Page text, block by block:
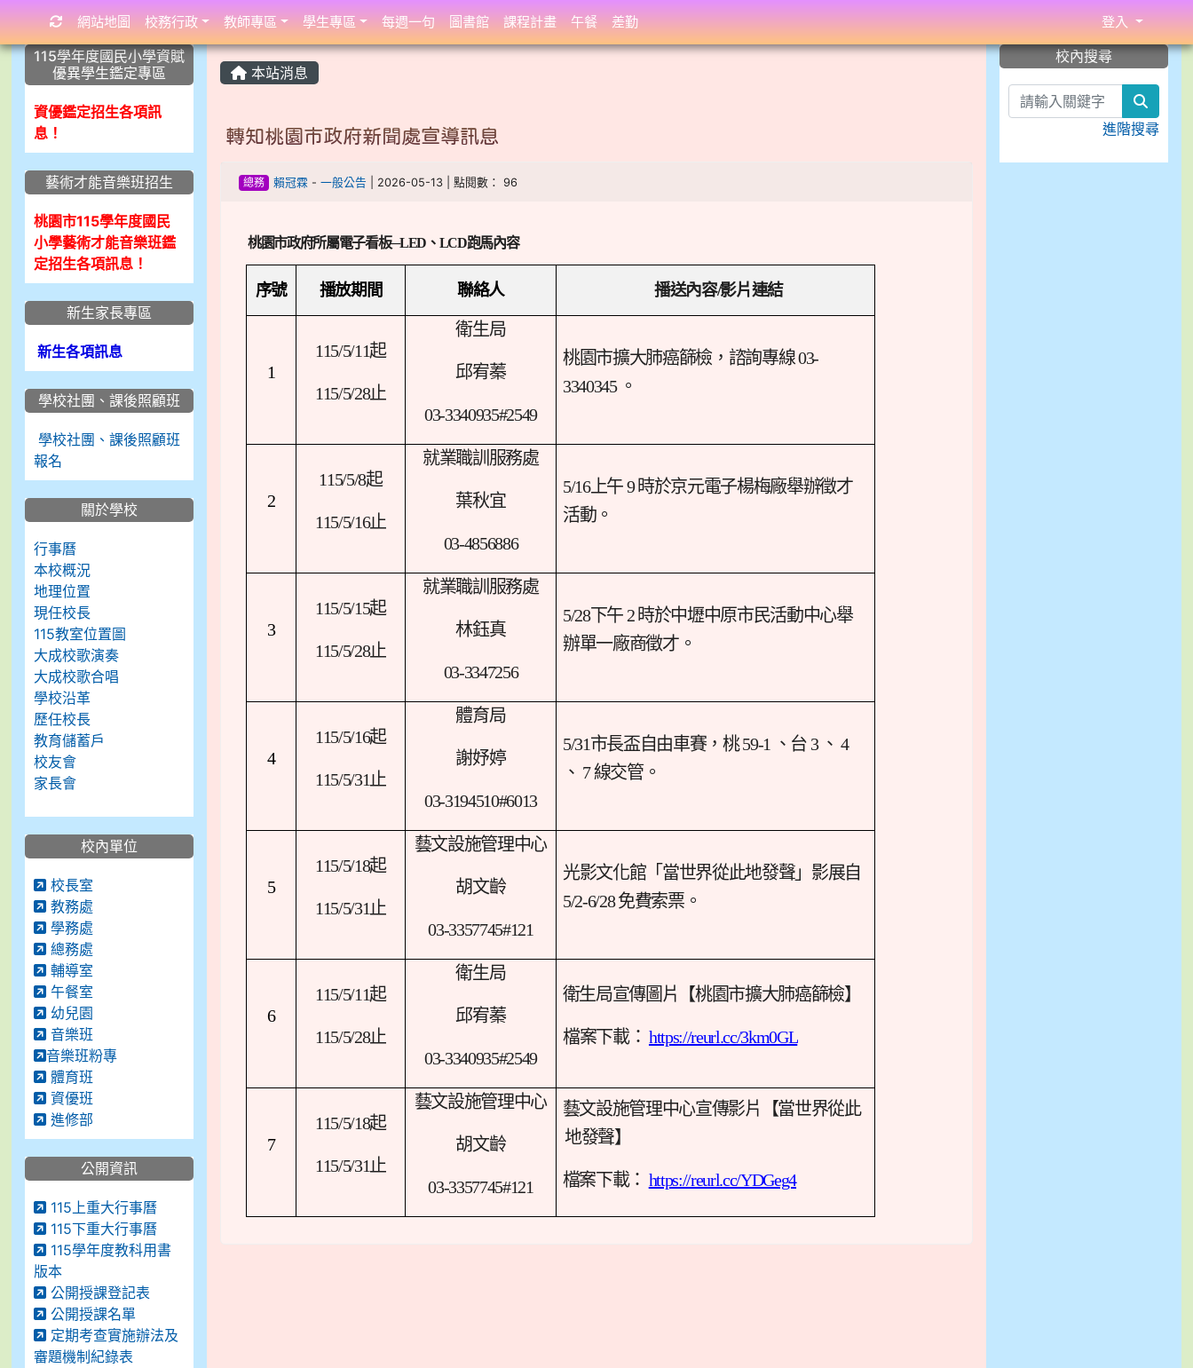
:::
本站消息
轉知桃園市政府新聞處宣導訊息
總務 賴冠霖 - 一般公告 | 2026-05-13 | 點閱數： 96
桃園市政府所屬電子看板─LED、 LCD跑馬內容
序號 播放期間 聯絡人 播送內容/影片連結
1
115/5/11起
115/5/28止
衛生局
邱宥蓁
03-3340935#2549
桃園市擴大肺癌篩檢，諮詢專線 03-
3340345 。
2
115/5/8起
115/5/16止
就業職訓服務處
葉秋宜
03-4856886
5/16上午 9 時於京元電子楊梅廠舉辦徵才
活動。
3
115/5/15起
115/5/28止
就業職訓服務處
林鈺真
03-3347256
5/28下午 2 時於中壢中原市民活動中心舉
辦單一廠商徵才。
4
115/5/16起
115/5/31止
體育局
謝妤婷
03-3194510#6013
5/31市長盃自由車賽，桃 59-1 、台 3 、 4
、 7 線交管。
5
115/5/18起
115/5/31止
藝文設施管理中心
胡文齡
03-3357745#121
光影文化館「當世界從此地發聲」影展自
5/2-6/28 免費索票。
6
115/5/11起
115/5/28止
衛生局
邱宥蓁
03-3340935#2549
衛生局宣傳圖片【桃園市擴大肺癌篩檢】
檔案下載： https://reurl.cc/3km0GL
7
115/5/18起
115/5/31止
藝文設施管理中心
胡文齡
03-3357745#121
藝文設施管理中心宣傳影片【當世界從此
地發聲】
檔案下載： https://reurl.cc/YDGeg4
:::115學年度國民小學資賦
優異學生鑑定專區
資優鑑定招生各項訊
息！
藝術才能音樂班招生
桃園市115學年度國民
小學藝術才能音樂班鑑
定招生各項訊息！
新生家長專區
新生各項訊息
學校社團、課後照顧班
學校社團、課後照顧班
報名
關於學校
行事曆
本校概況
地理位置
現任校長
115教室位置圖
大成校歌演奏
大成校歌合唱
學校沿革
歷任校長
教育儲蓄戶
校友會
家長會
校內單位
校長室
教務處
學務處
總務處
輔導室
午餐室
幼兒園
音樂班
音樂班粉專
體育班
資優班
進修部
公開資訊
115上重大行事曆
115下重大行事曆
115學年度教科用書
版本
公開授課登記表
公開授課名單
定期考查實施辦法及
審題機制紀錄表
::: 校內搜尋
進階搜尋
::: 網站地圖 校務行政 教師專區 學生專區 每週一句 圖書館 課程計畫 午餐 差勤 登入